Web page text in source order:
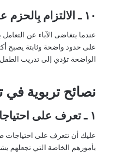
١٠ ـ الالتزام بِالحزم عند تأديب الطفل
عندما يتغاضى الآباء عن
على حدود واضحة وثابتة يصبح
الواضحة تؤدي إلى تدريب
نصائح تربوية في
١ ـ تعرف على احتياجات طفلك
عليك أن تتعرف على احتياجات
بأمورهم الخاصة التي تجعلهم